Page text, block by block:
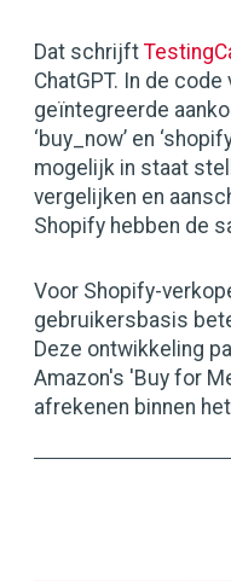
Dat schrijft
ChatGPT. In de
geïntegreerde
‘buy_now’ en
mogelijk in staat
vergelijken en
Shopify hebben de
Voor Shopify-
gebruikersbasis
Deze ontwikkeling
Amazon's 'Buy for
afrekenen binnen